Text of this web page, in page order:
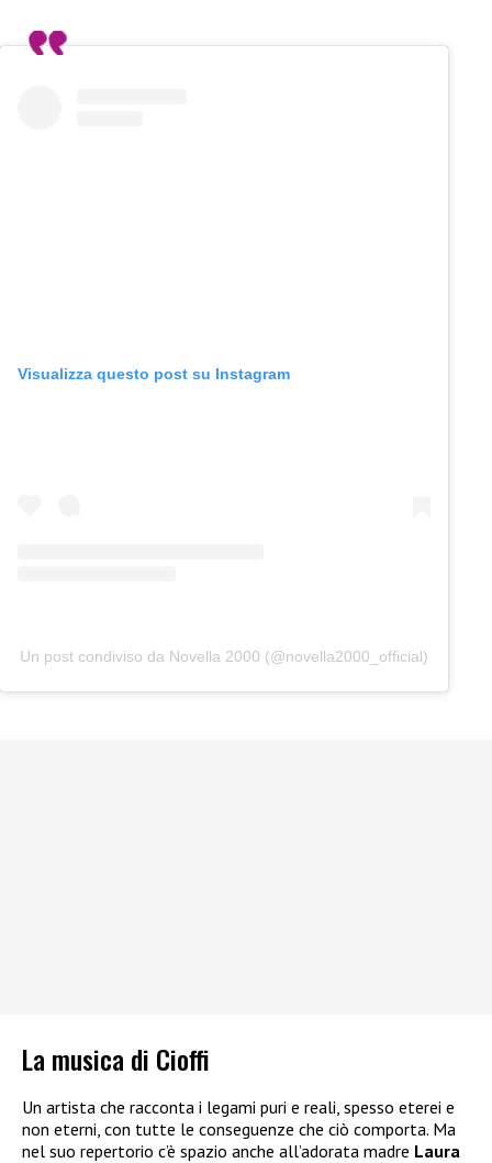
Visualizza questo post su Instagram
Un post condiviso da Novella 2000 (@novella2000_official)
La musica di Cioffi
Un artista che racconta i legami puri e reali, spesso eterei e
non eterni, con tutte le conseguenze che ciò comporta. Ma
nel suo repertorio c’è spazio anche all’adorata madre Laura